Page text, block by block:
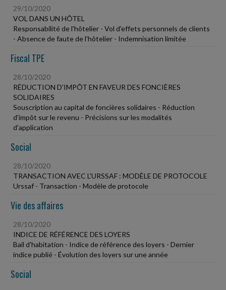
29/10/2020
VOL DANS UN HÔTEL
Responsabilité de l'hôtelier - Vol d'effets personnels de clients
- Absence de faute de l'hôtelier - Indemnisation limitée
Fiscal TPE
28/10/2020
RÉDUCTION D'IMPÔT EN FAVEUR DES FONCIÈRES
SOLIDAIRES
Souscription au capital de foncières solidaires - Réduction
d'impôt sur le revenu - Précisions sur les modalités
d'application
Social
28/10/2020
TRANSACTION AVEC L'URSSAF : MODÈLE DE PROTOCOLE
Urssaf - Transaction - Modèle de protocole
Vie des affaires
28/10/2020
INDICE DE RÉFÉRENCE DES LOYERS
Bail d'habitation - Indice de référence des loyers - Dernier
indice publié - Évolution des loyers sur une année
Social